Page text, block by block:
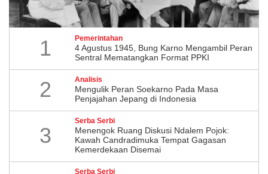
1 Pemerintahan
4 Agustus 1945, Bung Karno Mengambil Peran
Sentral Mematangkan Format PPKI
2 Analisis
Mengulik Peran Soekarno Pada Masa
Penjajahan Jepang di Indonesia
3
Serba Serbi
Menengok Ruang Diskusi Ndalem Pojok:
Kawah Candradimuka Tempat Gagasan
Kemerdekaan Disemai
Serba Serbi